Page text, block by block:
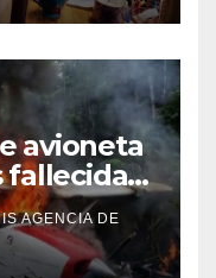
avioneta
fallecidas
AGENCIA DE